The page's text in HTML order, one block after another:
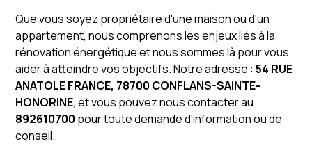
Que vous soyez propriétaire d'une maison ou d'un
appartement, nous comprenons les enjeux liés à la
rénovation énergétique et nous sommes là pour vous
aider à atteindre vos objectifs. Notre adresse :54 RUE
ANATOLE FRANCE, 78700 CONFLANS-SAINTE-
HONORINE, et vous pouvez nous contacter au
892610700 pour toute demande d'information ou de
conseil.